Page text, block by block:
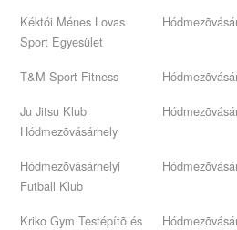
Kéktói Ménes Lovas
Sport Egyesület
T&M Sport Fitness
Ju Jitsu Klub
Hódmezõvásárhely
Hódmezõvásárhelyi
Futball Klub
Kriko Gym Testépítõ és